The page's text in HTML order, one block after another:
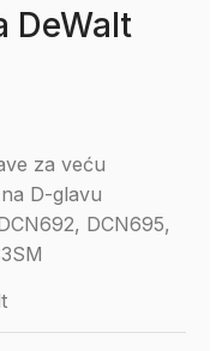
DeWalt
za veću
D-glavu
DCN695,